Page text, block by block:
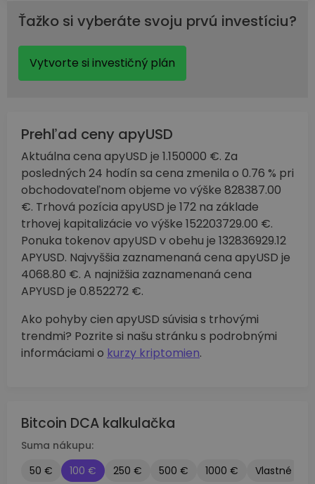
Ťažko si vyberáte svoju prvú investíciu?
Vytvorte si investičný plán
Prehľad ceny apyUSD
Aktuálna cena apyUSD je 1.150000 €. Za
posledných 24 hodín sa cena zmenila o 0.76 % pri
obchodovateľnom objeme vo výške 828387.00
€. Trhová pozícia apyUSD je 172 na základe
trhovej kapitalizácie vo výške 152203729.00 €.
Ponuka tokenov apyUSD v obehu je 132836929.12
APYUSD. Najvyššia zaznamenaná cena apyUSD je
4068.80 €. A najnižšia zaznamenaná cena
APYUSD je 0.852272 €.
Ako pohyby cien apyUSD súvisia s trhovými
trendmi? Pozrite si našu stránku s podrobnými
informáciami o kurzy kriptomien.
Bitcoin DCA kalkulačka
Suma nákupu:
50 €
100 € 250 € 500 € 1000 €
Vlastné